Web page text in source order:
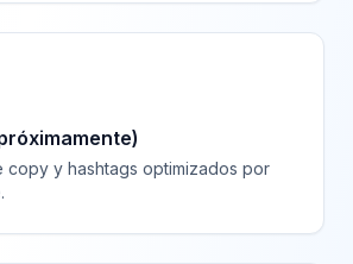
copy y hashtags optimizados por